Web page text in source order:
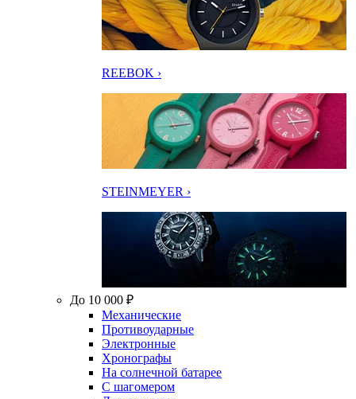
REEBOK ›
STEINMEYER ›
До 10 000 ₽
Механические
Противоударные
Электронные
Хронографы
На солнечной батарее
С шагомером